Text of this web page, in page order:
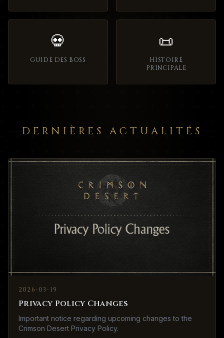
💀
GUIDE DES BOSS
📜
HISTOIRE
PRINCIPALE
DERNIÈRES ACTUALITÉS
2026-03-19
Privacy Policy Changes
Important notice regarding upcoming changes to the
Crimson Desert Privacy Policy.